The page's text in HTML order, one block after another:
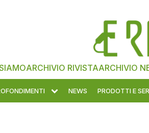
ARCHIVIO RIVISTAARCHIVIO
NEWS PRODOTTI E